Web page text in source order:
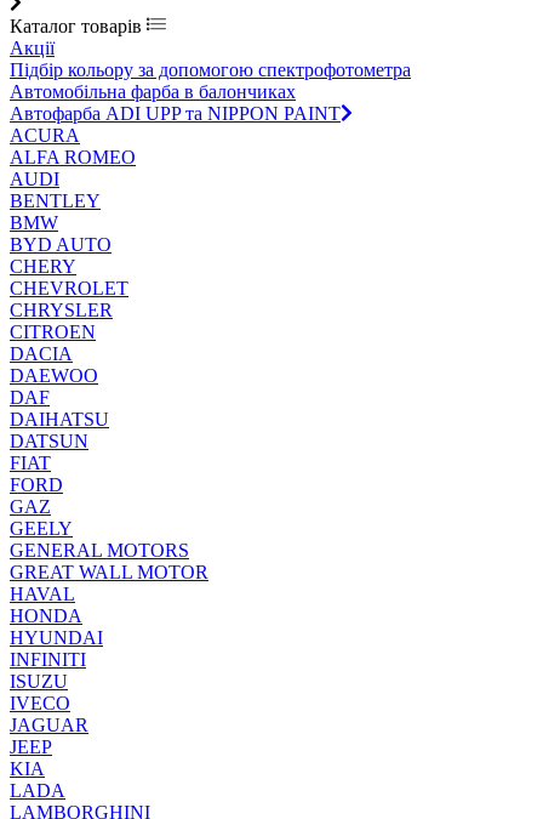
Каталог товарів
Акції
Підбір кольору за допомогою спектрофотометра
Автомобільна фарба в балончиках
Автофарба ADI UPP та NIPPON PAINT
ACURA
ALFA ROMEO
AUDI
BENTLEY
BMW
BYD AUTO
CHERY
CHEVROLET
CHRYSLER
CITROEN
DACIA
DAEWOO
DAF
DAIHATSU
DATSUN
FIAT
FORD
GAZ
GEELY
GENERAL MOTORS
GREAT WALL MOTOR
HAVAL
HONDA
HYUNDAI
INFINITI
ISUZU
IVECO
JAGUAR
JEEP
KIA
LADA
LAMBORGHINI